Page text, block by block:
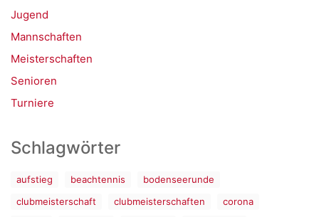
Jugend
Mannschaften
Meisterschaften
Senioren
Turniere
Schlagwörter
aufstieg beachtennis
bodenseerunde
clubmeisterschaft
clubmeisterschaften
corona